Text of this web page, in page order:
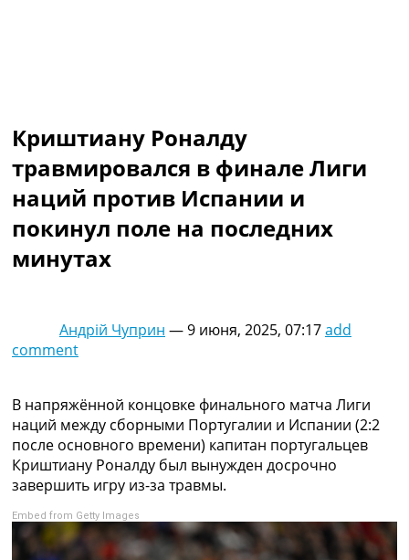
Англия. Премьер Лига
Испания. Ла Лига
Другие Турниры >>>
Таблицы
Таблицы групп Чемпионата Мира
Украина. Премьер-Лига
Украина. Первая Лига
Все таблицы >>>
Рейтинги
Рейтинг клубов УЕФА
Рейтинг ФИФА
ТВ программа
RU
UA
Categories
Криштиану Роналду
травмировался в финале Лиги
наций против Испании и
покинул поле на последних
минутах
Андрій Чуприн —9 июня, 2025, 07:17add
comment
В напряжённой концовке финального матча Лиги
наций между сборными Португалии и Испании (2:2
после основного времени) капитан португальцев
Криштиану Роналду был вынужден досрочно
завершить игру из-за травмы.
Embed from Getty Images